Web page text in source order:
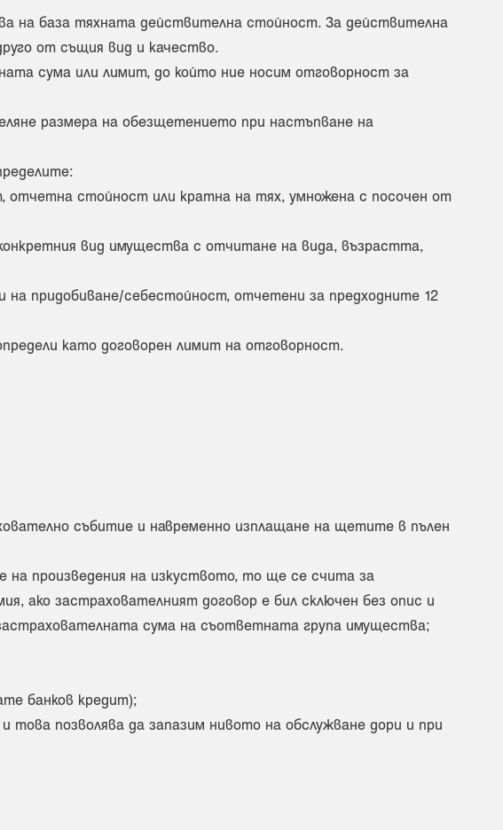
на база тяхната действителна стойност. За действителна
от същия вид и качество.
сума или лимит, до който ние носим отговорност за
размера на обезщетението при настъпване на
отчетна стойност или кратна на тях, умножена с посочен от
вид имущества с отчитане на вида, възрастта,
на придобиване/себестойност, отчетени за предходните 12
като договорен лимит на отговорност.
събитие и навременно изплащане на щетите в пълен
на произведения на изкуството, то ще се счита за
ако застрахователният договор е бил сключен без опис и
сума на съответната група имущества;
банков кредит);
позволява да запазим нивото на обслужване дори и при